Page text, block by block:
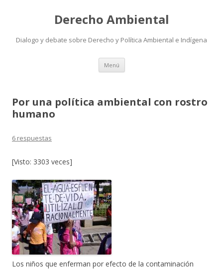
Derecho Ambiental
Dialogo y debate sobre Derecho y Política Ambiental e Indígena
Menú Ir
contenido
Por una política ambiental con rostro
humano
6 respuestas
[Visto: 3303 veces]
Los niños que enferman por efecto de la contaminación